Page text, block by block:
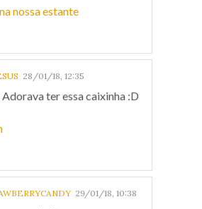
nossa estante
28/01/18, 12:35
ter essa caixinha :D
29/01/18, 10:38